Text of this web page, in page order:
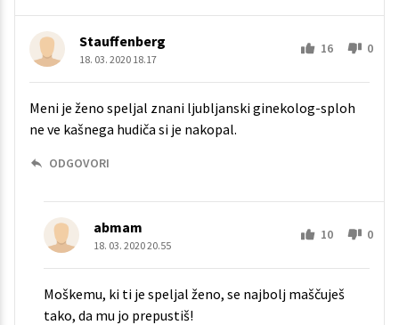
Stauffenberg
18. 03. 2020 18.17
16 0
Meni je ženo speljal znani ljubljanski ginekolog-sploh
ne ve kašnega hudiča si je nakopal.
ODGOVORI
abmam
18. 03. 2020 20.55
10 0
Moškemu, ki ti je speljal ženo, se najbolj maščuješ
tako, da mu jo prepustiš!